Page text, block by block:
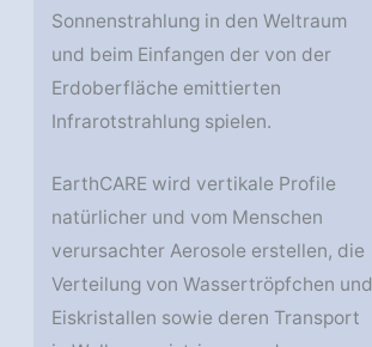
Sonnenstrahlung in den Weltraum
und beim Einfangen der von der
Erdoberfläche emittierten
Infrarotstrahlung spielen.
EarthCARE wird vertikale Profile
natürlicher und vom Menschen
verursachter Aerosole erstellen, die
Verteilung von Wassertröpfchen und
Eiskristallen sowie deren Transport